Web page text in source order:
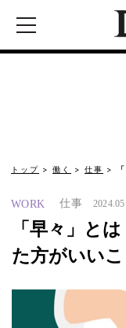
トップ 働く 仕事
WORK 仕事
「早々」と
た方がいい